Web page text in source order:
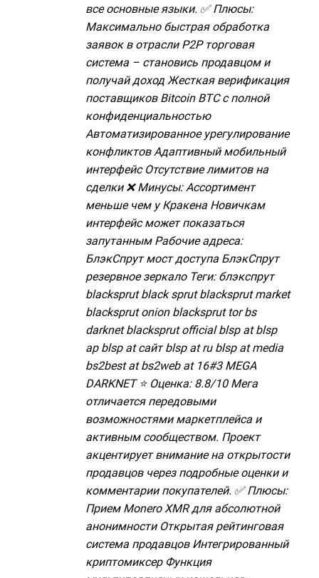
все основные языки. ✅ Плюсы:
Максимально быстрая обработка
заявок в отрасли P2P торговая
система – становись продавцом и
получай доход Жесткая верификация
поставщиков Bitcoin BTC с полной
конфиденциальностью
Автоматизированное урегулирование
конфликтов Адаптивный мобильный
интерфейс Отсутствие лимитов на
сделки ❌ Минусы: Ассортимент
меньше чем у Кракена Новичкам
интерфейс может показаться
запутанным Рабочие адреса:
БлэкСпрут мост доступа БлэкСпрут
резервное зеркало Теги: блэкспрут
blacksprut black sprut blacksprut market
blacksprut onion blacksprut tor bs
darknet blacksprut official blsp at blsp
ap blsp at сайт blsp at ru blsp at media
bs2best at bs2web at 16#3 MEGA
DARKNET ⭐ Оценка: 8.8/10 Мега
отличается передовыми
возможностями маркетплейса и
активным сообществом. Проект
акцентирует внимание на открытости
продавцов через подробные оценки и
комментарии покупателей. ✅ Плюсы:
Прием Monero XMR для абсолютной
анонимности Открытая рейтинговая
система продавцов Интегрированный
криптомиксер Функция